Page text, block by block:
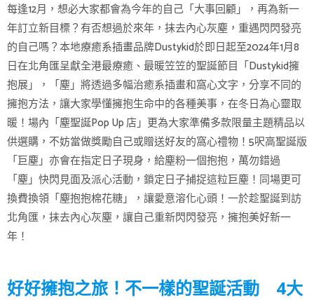
每逢12月，想必大家都會為今年的自己「大事回顧」，再為新一
年訂立新目標？有否想過於來年，抹去內心灰塵，重遇閃閃發亮
的自己嗎？本地療癒系插畫品牌Dustykid於即日起至2024年1月8
日在北角匯呈獻全港最療癒、最暖笠笠的聖誕節目「Dustykid擁
抱展」，「塵」將透過多幅治癒系插畫和窩心文字，分享不同的
擁抱方法，讓大家學懂擁抱生命中的各種美事，在冬日為心靈取
暖！場內「塵聖誕Pop Up 店」更為大家準備多款限量主題精品以
供選購，不妨當做獎勵自己或贈送好友的窩心禮物！5呎高聖誕版
「巨塵」亦會在指定日子現身，給塵粉一個抱抱，萬勿錯過
「塵」快閃見面及派心活動，鎖定日子捕捉這粒巨塵！同場更可
換費換領「塵抱抱棉花糖」，讓愛意溶化心頭！一於趁聖誕到訪
北角匯，抹去內心灰塵，讓自己重新閃閃發亮，擁抱美好新一
年！
好好擁抱之旅！不一樣的聖誕活動 4大